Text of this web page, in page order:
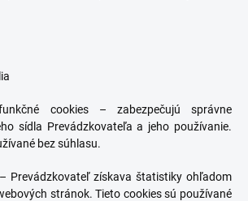
cookies – zabezpečujú správne
sídla Prevádzkovateľa a jeho používanie.
bez súhlasu.
Prevádzkovateľ získava štatistiky ohľadom
stránok. Tieto cookies sú používané